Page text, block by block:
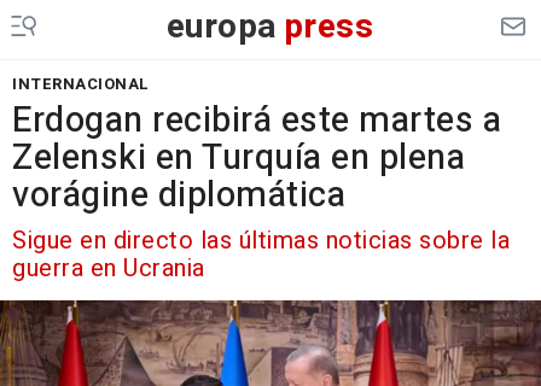
europa press
INTERNACIONAL
Erdogan recibirá este martes a
Zelenski en Turquía en plena
vorágine diplomática
Sigue en directo las últimas noticias sobre la
guerra en Ucrania